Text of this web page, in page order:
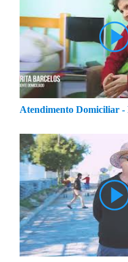
Atendimento Domiciliar -